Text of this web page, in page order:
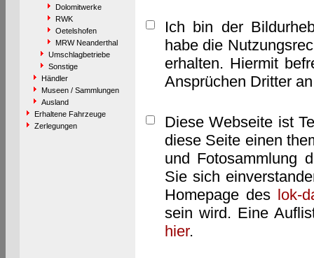
Dolomitwerke
RWK
Oetelshofen
MRW Neanderthal
Umschlagbetriebe
Sonstige
Händler
Museen / Sammlungen
Ausland
Erhaltene Fahrzeuge
Zerlegungen
Ich bin der
habe die
erhalten. Hiermit
Ansprüchen Dritter
Diese Webseite ist
diese Seite einen
und Fotosammlung
Sie sich
Homepage des lok-
sein wird. Eine
hier.